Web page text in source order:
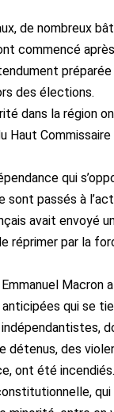
de nombreux
commencé
préparée
des élections.
dans la région
Haut
qui
sont passés à
avait envoyé
réprimer par la
Macron
qui se
détenus, des
ont été incendiés.